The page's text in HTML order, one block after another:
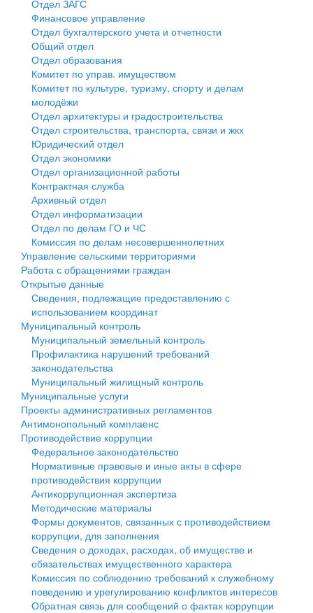
Государственные услуги
Промышленность и АПК
Экономика и бизнес
Символика
Устав
Гостям округа
Туризм
Культура
Образование
Здравоохранение
Социальная защита
Фотоальбом
муниципального округа Тверской области
Администрация Кашинского муниципального округа
Тверской области
Управление сельскими территориями
Открытые данные
Работа с обращениями граждан
Муниципальный контроль
Муниципальные услуги
Проекты административных регламентов
Антимонопольный комплаенс
Противодействие коррупции
Финансовое управление
Бюджет для граждан
Имущество
Выявление правообладателей ранее учтенных
объектов недвижимости
Имущественная поддержка субъектов малого и
среднего предпринимательства
Информационная поддержка субъектов малого и
среднего предпринимательства
Муниципальные программы
Контрольно-счетная палата
Персональные данные
Оценка регулирующего воздействия
Деятельность МУ
Нормативы градостроительного проектирования
Правила землепользования и застройки
Генеральные планы
Проекты планировки территории
Собрание депутатов
Городское поселение
Сельские поселения
Отдел ЗАГС
Финансовое управление
Отдел бухгалтерского учета и отчетности
Общий отдел
Отдел образования
Комитет по управ. имуществом
Комитет по культуре, туризму, спорту и делам
молодёжи
Отдел архитектуры и градостроительства
Отдел строительства, транспорта, связи и жкх
Юридический отдел
Отдел экономики
Отдел организационной работы
Контрактная служба
Архивный отдел
Отдел информатизации
Отдел по делам ГО и ЧС
Комиссия по делам несовершеннолетних
Управление сельскими территориями
Работа с обращениями граждан
Открытые данные
Сведения, подлежащие предоставлению с
использованием координат
Муниципальный контроль
Муниципальный земельный контроль
Профилактика нарушений требований
законодательства
Муниципальный жилищный контроль
Муниципальные услуги
Проекты административных регламентов
Антимонопольный комплаенс
Противодействие коррупции
Федеральное законодательство
Нормативные правовые и иные акты в сфере
противодействия коррупции
Антикоррупционная экспертиза
Методические материалы
Формы документов, связанных с противодействием
коррупции, для заполнения
Сведения о доходах, расходах, об имуществе и
обязательствах имущественного характера
Комиссия по соблюдению требований к служебному
поведению и урегулированию конфликтов интересов
Обратная связь для сообщений о фактах коррупции